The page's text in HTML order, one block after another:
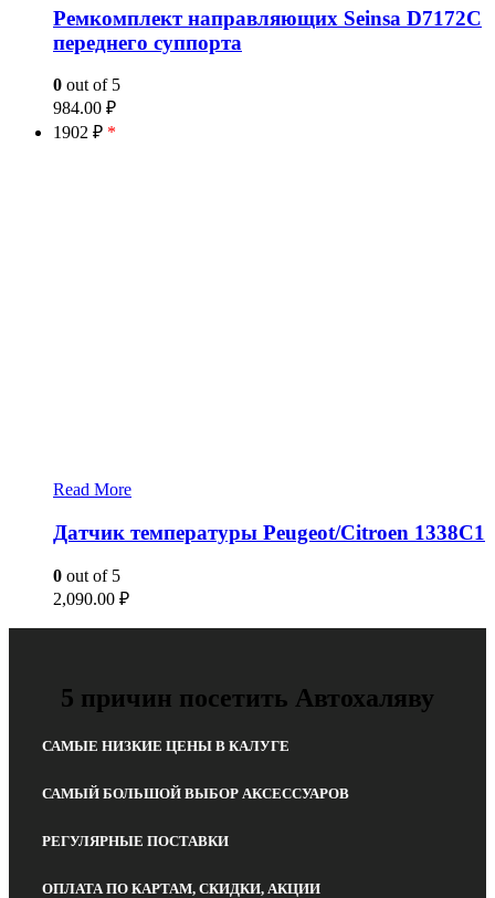
Ремкомплект направляющих Seinsa D7172C
переднего суппорта
0 out of 5
984.00 ₽
1902 ₽ *
Read More
Датчик температуры Peugeot/Citroen 1338C1
0 out of 5
2,090.00 ₽
5 причин посетить Автохаляву
САМЫЕ НИЗКИЕ ЦЕНЫ В КАЛУГЕ
САМЫЙ БОЛЬШОЙ ВЫБОР АКСЕССУАРОВ
РЕГУЛЯРНЫЕ ПОСТАВКИ
ОПЛАТА ПО КАРТАМ, СКИДКИ, АКЦИИ